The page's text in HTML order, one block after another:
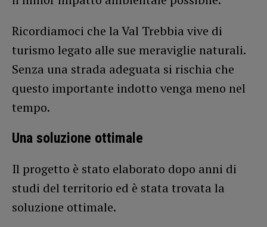
Ricordiamoci che la Val Trebbia vive di
turismo legato alle sue meraviglie naturali.
Senza una strada adeguata si rischia che
questo importante indotto venga meno nel
tempo.
Una soluzione ottimale
Il progetto è stato elaborato dopo anni di
studi del territorio ed è stata trovata la
soluzione ottimale.